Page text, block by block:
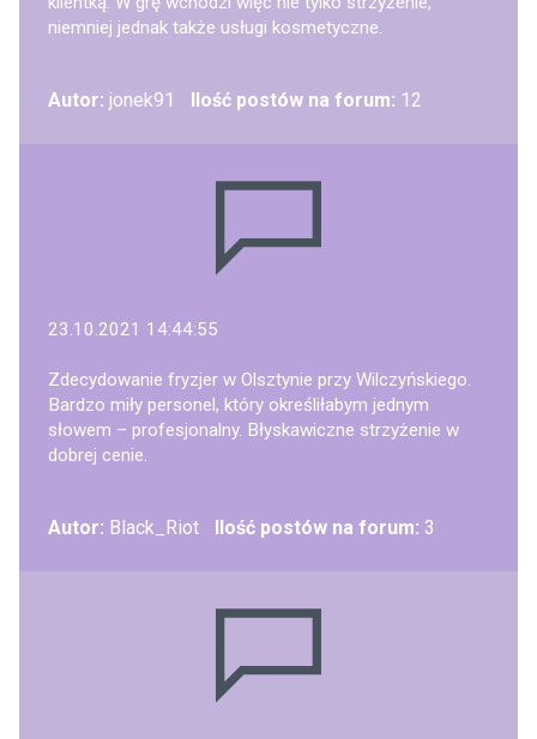
niemniej jednak także usługi kosmetyczne.
Autor: jonek91 Ilość postów na forum: 12
23.10.2021 14:44:55
Zdecydowanie fryzjer w Olsztynie przy Wilczyńskiego.
Bardzo miły personel, który określiłabym jednym
słowem – profesjonalny. Błyskawiczne strzyżenie w
dobrej cenie.
Autor: Black_Riot Ilość postów na forum: 3